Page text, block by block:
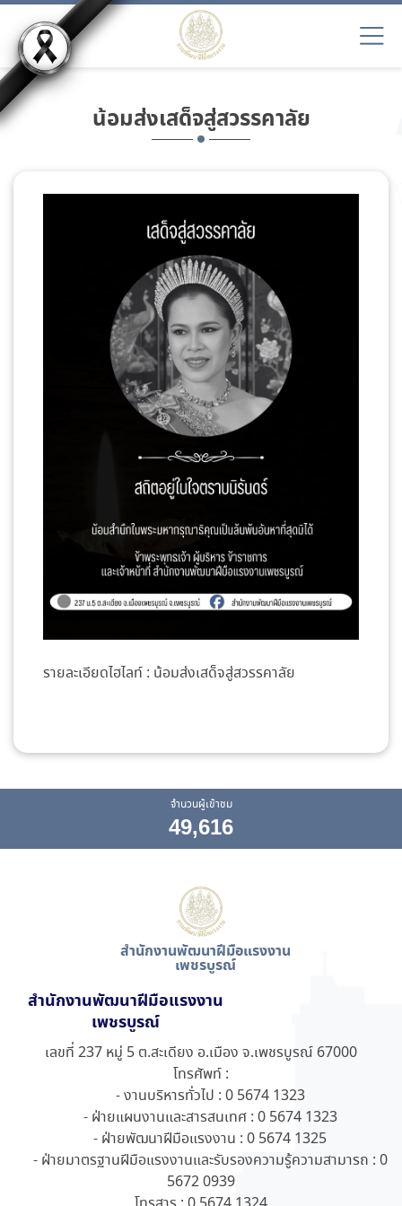
น้อมส่งเสด็จสู่สวรรคาลัย
รายละเอียดไฮไลท์ : น้อมส่งเสด็จสู่สวรรคาลัย
จำนวนผู้เข้าชม
49,616
สำนักงานพัฒนาฝีมือแรงงาน
เพชรบูรณ์
สำนักงานพัฒนาฝีมือแรงงาน
เพชรบูรณ์
เลขที่ 237 หมู่ 5 ต.สะเดียง อ.เมือง จ.เพชรบูรณ์ 67000
โทรศัพท์ :
- งานบริหารทั่วไป : 0 5674 1323
- ฝ่ายแผนงานและสารสนเทศ : 0 5674 1323
- ฝ่ายพัฒนาฝีมือแรงงาน : 0 5674 1325
- ฝ่ายมาตรฐานฝีมือแรงงานและรับรองความรู้ความสามารถ : 0
5672 0939